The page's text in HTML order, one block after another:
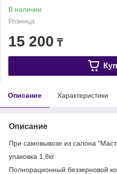
В наличии
Розница
15 200 ₸
Описание Характеристики
Описание
При самовывозе из салона
упаковка 1,8кг
Полнорационный беззерновой